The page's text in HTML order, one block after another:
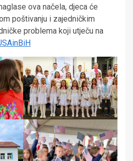
ova načela, djeca će
poštivanju i zajedničkim
problema koji utječu na